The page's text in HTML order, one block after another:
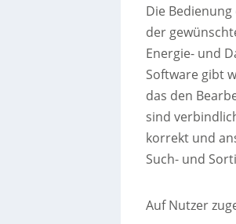
Die
der
Energie- und
Software gibt
das den
sind
korrekt und
Such- und
Auf Nutzer